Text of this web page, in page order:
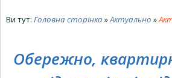
Ви тут: Головна сторінка»Актуально »
Обережно,